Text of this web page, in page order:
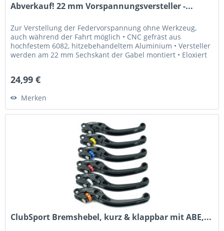
Abverkauf! 22 mm Vorspannungsversteller -...
Zur Verstellung der Federvorspannung ohne Werkzeug,
auch während der Fahrt möglich • CNC gefräst aus
hochfestem 6082, hitzebehandeltem Aluminium • Versteller
werden am 22 mm Sechskant der Gabel montiert • Eloxiert
24,99 €
Merken
ClubSport Bremshebel, kurz & klappbar mit ABE,...